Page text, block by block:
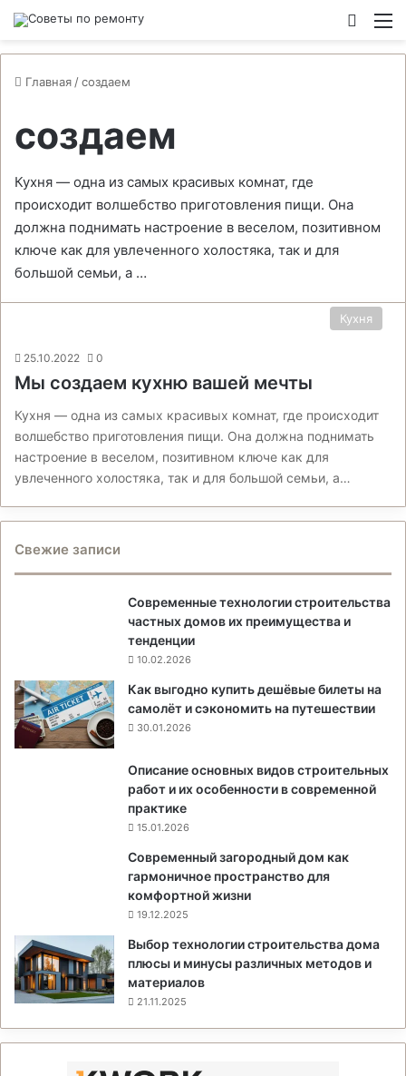
Главная /создаем
создаем
Кухня — одна из самых красивых комнат, где
происходит волшебство приготовления пищи. Она
должна поднимать настроение в веселом, позитивном
ключе как для увлеченного холостяка, так и для
большой семьи, а …
Кухня
25.10.2022 0
Мы создаем кухню вашей мечты
Кухня — одна из самых красивых комнат, где происходит
волшебство приготовления пищи. Она должна поднимать
настроение в веселом, позитивном ключе как для
увлеченного холостяка, так и для большой семьи, а…
Свежие записи
Современные технологии строительства
частных домов их преимущества и
тенденции
10.02.2026
Как выгодно купить дешёвые билеты на
самолёт и сэкономить на путешествии
30.01.2026
Описание основных видов строительных
работ и их особенности в современной
практике
15.01.2026
Современный загородный дом как
гармоничное пространство для
комфортной жизни
19.12.2025
Выбор технологии строительства дома
плюсы и минусы различных методов и
материалов
21.11.2025